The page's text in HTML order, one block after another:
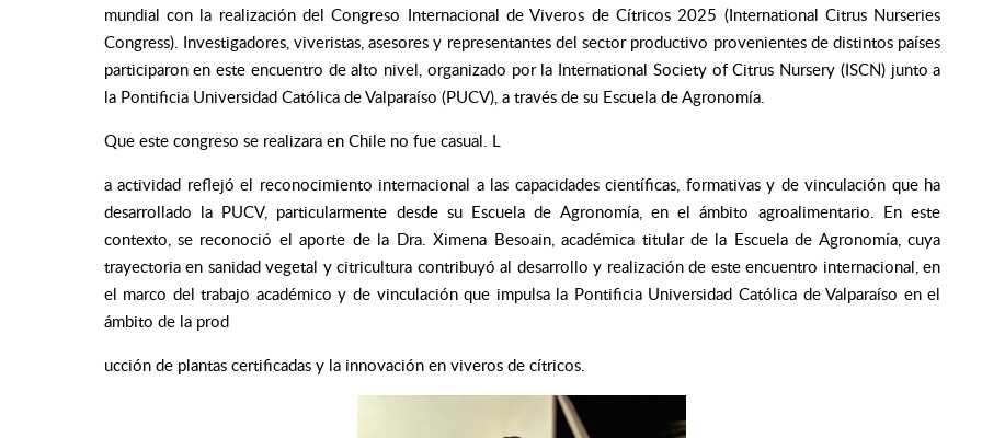
mundial con la realización del Congreso Internacional de Viveros de Cítricos 2025 (International Citrus Nurseries
Congress). Investigadores, viveristas, asesores y representantes del sector productivo provenientes de distintos países
participaron en este encuentro de alto nivel, organizado por la International Society of Citrus Nursery (ISCN) junto a
la Pontificia Universidad Católica de Valparaíso (PUCV), a través de su Escuela de Agronomía.
Que este congreso se realizara en Chile no fue casual. L
a actividad reflejó el reconocimiento internacional a las capacidades científicas, formativas y de vinculación que ha
desarrollado la PUCV, particularmente desde su Escuela de Agronomía, en el ámbito agroalimentario. En este
contexto, se reconoció el aporte de la Dra. Ximena Besoain, académica titular de la Escuela de Agronomía, cuya
trayectoria en sanidad vegetal y citricultura contribuyó al desarrollo y realización de este encuentro internacional, en
el marco del trabajo académico y de vinculación que impulsa la Pontificia Universidad Católica de Valparaíso en el
ámbito de la prod
ucción de plantas certificadas y la innovación en viveros de cítricos.